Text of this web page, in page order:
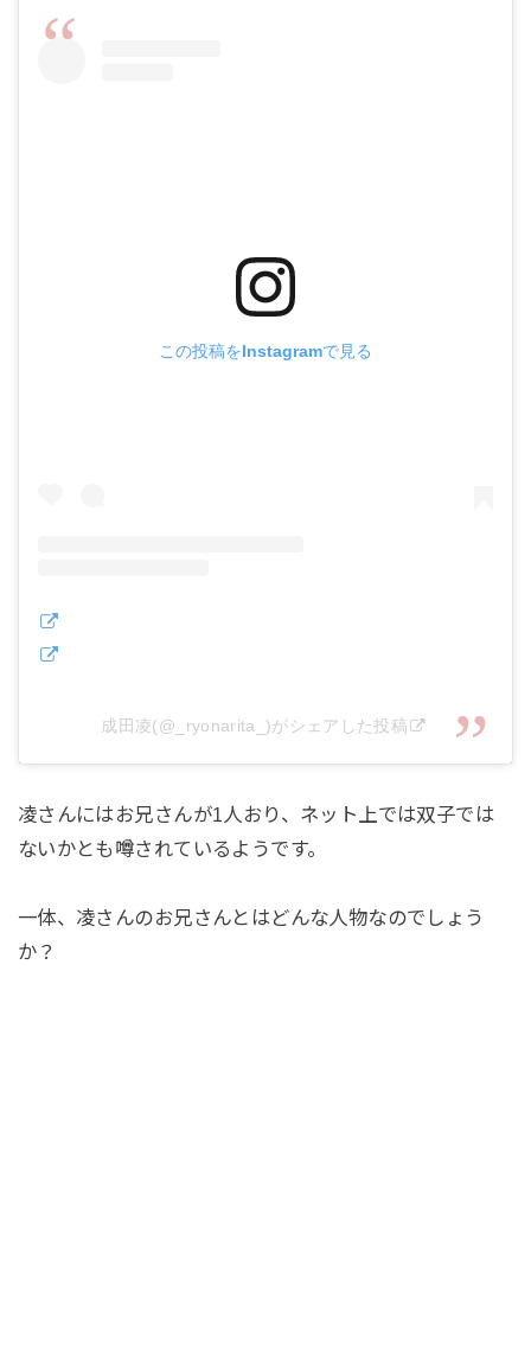
この投稿をInstagramで見る
成田凌(@_ryonarita_)がシェアした投稿
凌さんにはお兄さんが1人おり、ネット上では双子では
ないかとも噂されているようです。
一体、凌さんのお兄さんとはどんな人物なのでしょう
か？